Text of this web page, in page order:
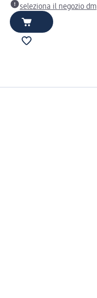
seleziona il negozio dm